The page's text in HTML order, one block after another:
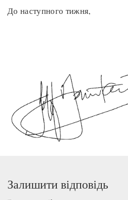
До наступного тижня,
Залишити відповідь